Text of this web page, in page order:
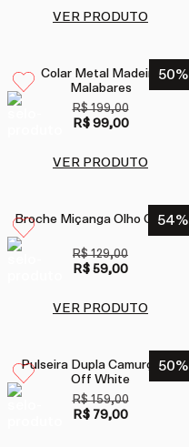
VER PRODUTO
50%
Colar Metal Madeira
Malabares
R$ 199,00
R$ 99,00
VER PRODUTO
54%
Broche Miçanga Olho Cantão
R$ 129,00
R$ 59,00
VER PRODUTO
50%
Pulseira Dupla Camurça Nó
Off White
R$ 159,00
R$ 79,00